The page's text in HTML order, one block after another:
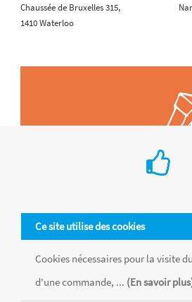
Ce site utilise des cookies
Cookies nécessaires pour la visite
d'une commande, ... (En savoir
Chaussée de Bruxelles 315,
1410 Waterloo